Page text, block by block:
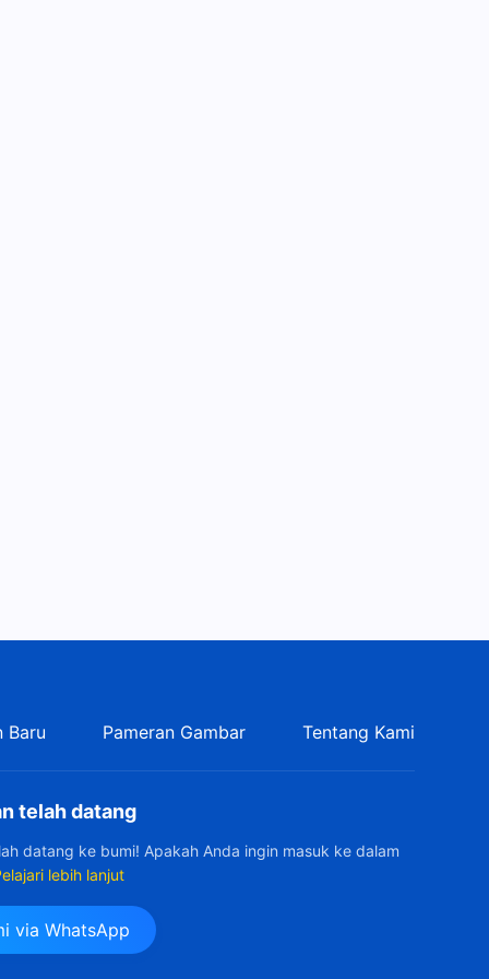
Pekerjaan yang Mapan
Aku Tidak Lagi Menghina
25:56
Bekerja Sama Dengan Orang
Baru Pameran Gambar Tentang Kami
telah datang
datang ke bumi! Apakah Anda ingin masuk ke dalam
lebih lanjut
via WhatsApp